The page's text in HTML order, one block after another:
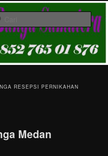
Medan HP.
papan ucapan di Kota Medan &
Cari
RESEPSI PERNIKAHAN
Medan